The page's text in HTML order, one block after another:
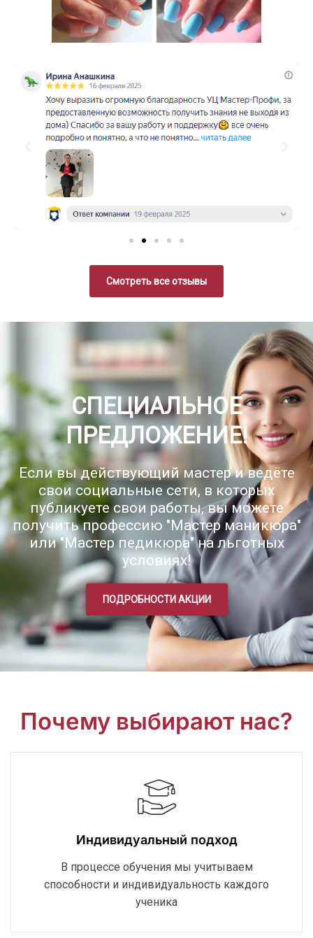
Смотреть все отзывы
СПЕЦИАЛЬНОЕ
ПРЕДЛОЖЕНИЕ!
Если вы действующий мастер и ведёте
свои социальные сети, в которых
публикуете свои работы, вы можете
получить профессию "Мастер маникюра"
или "Мастер педикюра" на льготных
условиях!
ПОДРОБНОСТИ АКЦИИ
Почему выбирают нас?
Индивидуальный подход
В процессе обучения мы учитываем
способности и индивидуальность каждого
ученика